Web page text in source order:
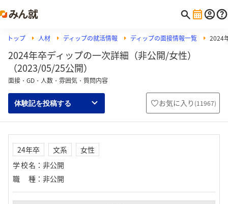
トップ 人材 ディップの就活情報 ディップの面接情報一覧 2024
2024年卒ディップの一次詳細（非公開/女性）
（2023/05/25公開）
面接・GD・人数・雰囲気・質問内容
体験記を投稿する お気に入り (11967)
24年卒 文系
女性
学校名 ： 非公開
職種 ： 非公開